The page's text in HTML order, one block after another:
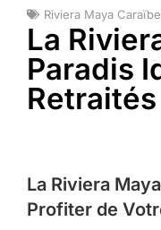
Riviera Maya
La
Paradis
Retraités
La Riviera
Profiter de